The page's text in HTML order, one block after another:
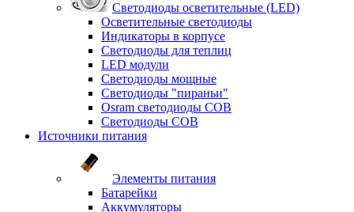
Светодиоды осветительные (LED)
Осветительные светодиоды
Индикаторы в корпусе
Светодиоды для теплиц
LED модули
Светодиоды мощные
Светодиоды "пираньи"
Osram светодиоды COB
Светодиоды COB
Источники питания
Элементы питания
Батарейки
Аккумуляторы